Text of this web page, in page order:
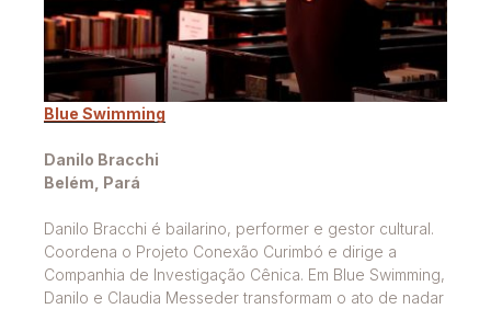
Blue Swimming
Danilo Bracchi
Belém, Pará
Danilo Bracchi é bailarino, performer e gestor cultural.
Coordena o Projeto Conexão Curimbó e dirige a
Companhia de Investigação Cênica. Em Blue Swimming,
Danilo e Claudia Messeder transformam o ato de nadar